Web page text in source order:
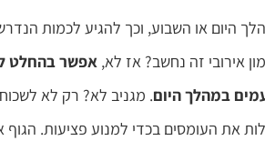
היום או השבוע, וכך להגיע לכמות
אפשר בהחלט
. מגניב לא? רק לא
את העומסים בכדי למנוע פציעות. הגוף